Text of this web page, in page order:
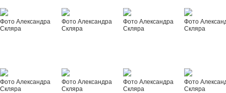
Фото Александра
Скляра
Фото Александра
Скляра
Фото Александра
Скляра
Фото
Скляра
Фото Александра
Скляра
Фото Александра
Скляра
Фото Александра
Скляра
Фото
Скляра